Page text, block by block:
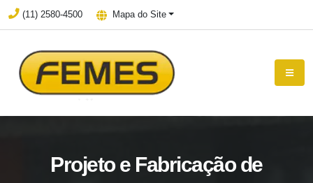
(11) 2580-4500 Mapa do Site
Projeto e Fabricação de